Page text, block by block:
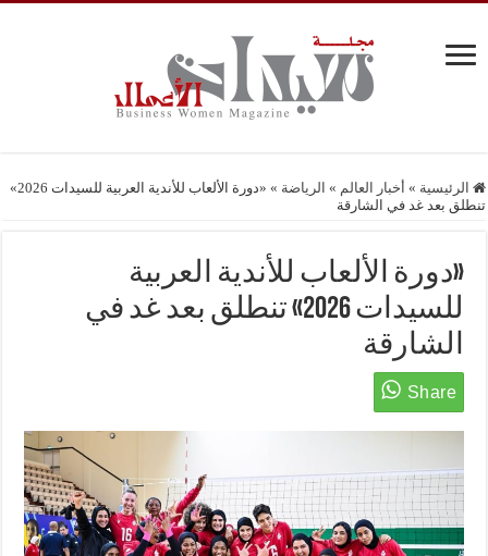
الرئيسية » أخبار العالم » الرياضة »
«دورة الألعاب للأندية العربية للسيدات 2026»
تنطلق بعد غد في الشارقة
«دورة الألعاب للأندية العربية
للسيدات 2026» تنطلق بعد غد في
الشارقة